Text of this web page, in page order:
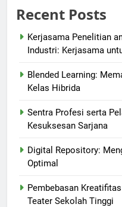
Recent Posts
Kerjasama Penelitian
Industri: Kerjasama
Blended Learning:
Kelas Hibrida
Sentra Profesi serta
Kesuksesan Sarjana
Digital Repository:
Optimal
Pembebasan
Teater Sekolah Tinggi